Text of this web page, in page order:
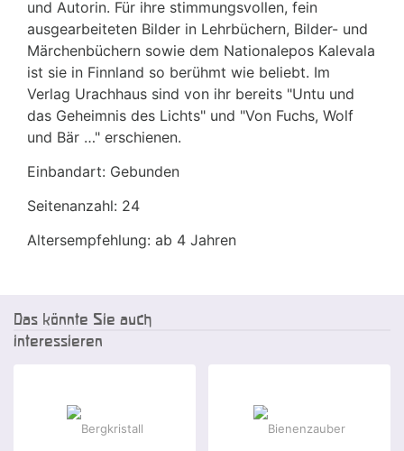
und Autorin. Für ihre stimmungsvollen, fein
ausgearbeiteten Bilder in Lehrbüchern, Bilder- und
Märchenbüchern sowie dem Nationalepos Kalevala
ist sie in Finnland so berühmt wie beliebt. Im
Verlag Urachhaus sind von ihr bereits "Untu und
das Geheimnis des Lichts" und "Von Fuchs, Wolf
und Bär …" erschienen.
Einbandart: Gebunden
Seitenanzahl: 24
Altersempfehlung: ab 4 Jahren
Das könnte Sie auch
interessieren